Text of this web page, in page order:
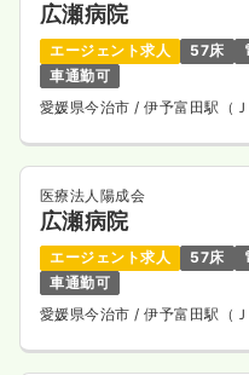
広瀬病院
エージェント求人 57床
車通勤可
愛媛県今治市 / 伊予富田駅（
医療法人陽成会
広瀬病院
エージェント求人 57床
車通勤可
愛媛県今治市 / 伊予富田駅（